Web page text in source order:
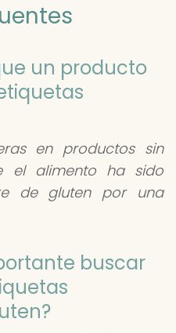
un producto
en productos sin
el alimento ha sido
de gluten por una
buscar